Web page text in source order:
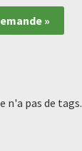
»
n'a pas de tags.